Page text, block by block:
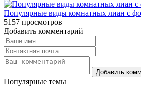
Популярные виды комнатных лиан с
5157 просмотров
Добавить комментарий
Популярные темы